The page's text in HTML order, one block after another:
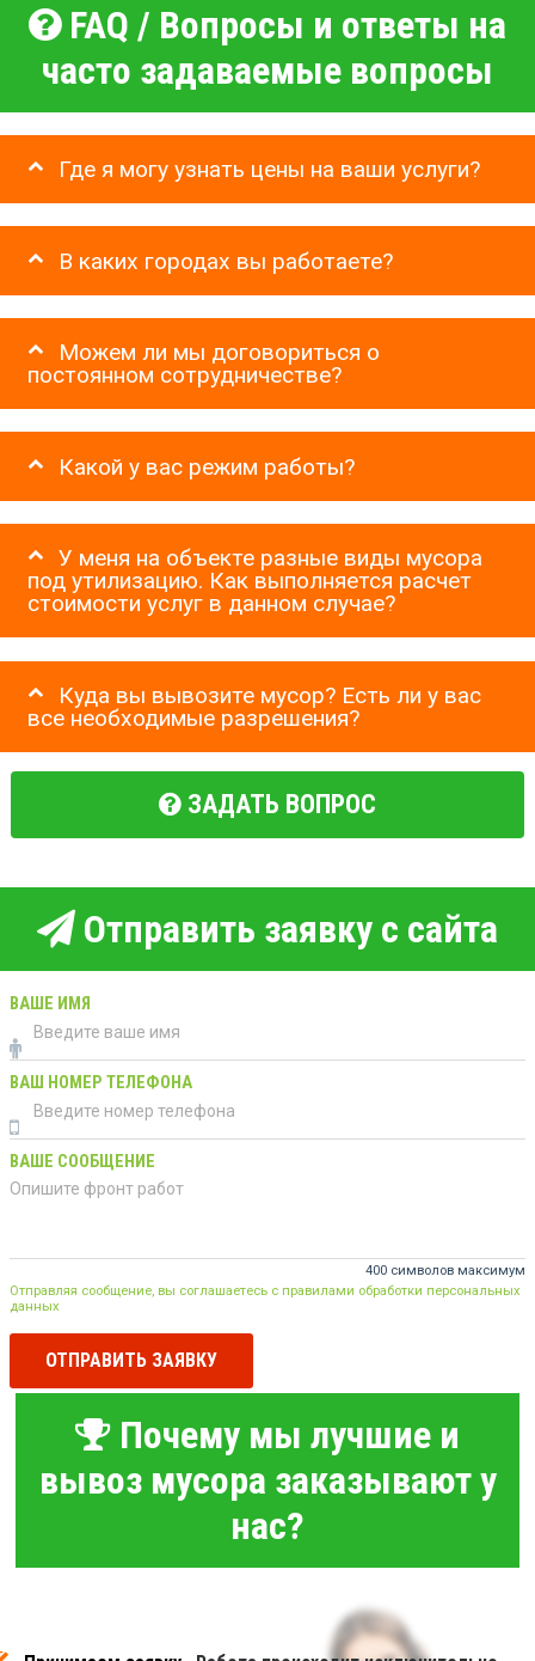
FAQ / Вопросы и ответы на
часто задаваемые вопросы
Где я могу узнать цены на ваши услуги?
В каких городах вы работаете?
Можем ли мы договориться о
постоянном сотрудничестве?
Какой у вас режим работы?
У меня на объекте разные виды мусора
под утилизацию. Как выполняется расчет
стоимости услуг в данном случае?
Куда вы вывозите мусор? Есть ли у вас
все необходимые разрешения?
ЗАДАТЬ ВОПРОС
Отправить заявку с сайта
ВАШЕ ИМЯ
ВАШ НОМЕР ТЕЛЕФОНА
ВАШЕ СООБЩЕНИЕ
400 символов максимум
Отправляя сообщение, вы соглашаетесь с правилами обработки персональных
данных
ОТПРАВИТЬ ЗАЯВКУ
Почему мы лучшие и
вывоз мусора заказывают у
нас?